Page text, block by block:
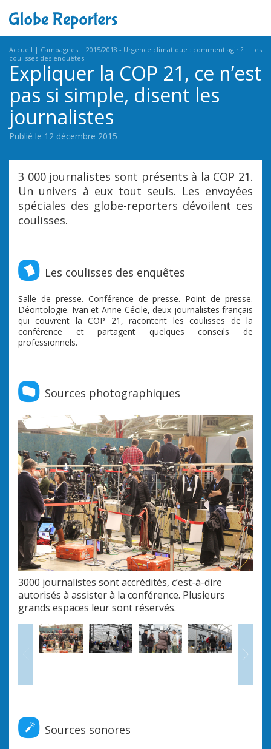
Accueil Campagnes 2015/2018 - Urgence climatique : comment agir ?
Les
coulisses des enquêtes
Expliquer la COP 21, ce n’est
pas si simple, disent les
journalistes
Publié le 12 décembre 2015
3 000 journalistes sont présents à la COP 21.
Un univers à eux tout seuls. Les envoyées
spéciales des globe-reporters dévoilent ces
coulisses.
Les coulisses des enquêtes
Salle de presse. Conférence de presse. Point de presse.
Déontologie. Ivan et Anne-Cécile, deux journalistes français
qui couvrent la COP 21, racontent les coulisses de la
conférence et partagent quelques conseils de
professionnels.
Sources photographiques
3000 journalistes sont accrédités, c’est-à-dire
autorisés à assister à la conférence. Plusieurs
grands espaces leur sont réservés.
Précédent
Sources sonores